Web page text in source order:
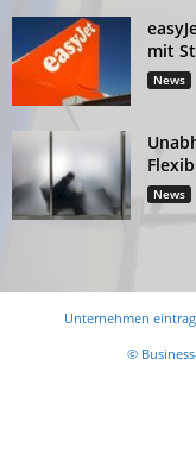
mit
News
News
Unternehmen
©